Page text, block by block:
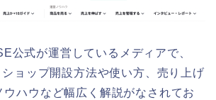
公式が運営しているメディアで、
ョップ開設方法や使い方、売り上げ
ウハウなど幅広く解説がなされてお